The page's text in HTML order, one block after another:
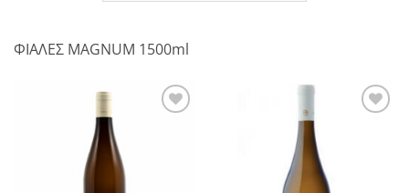
ΦΙΑΛΕΣ MAGNUM 1500ml